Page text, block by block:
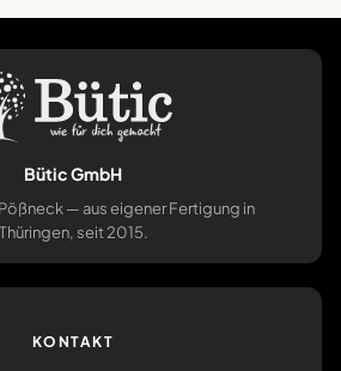
Bütic GmbH
— aus eigener Fertigung in
Thüringen, seit 2015.
KONTAKT